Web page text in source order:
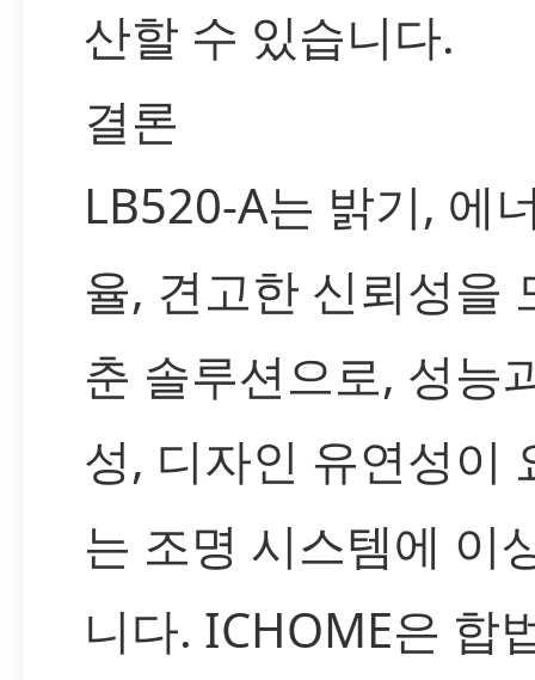
산할 수 있습니다.
결론
LB520-A는 밝기, 에
율, 견고한 신뢰성을
춘 솔루션으로, 성능
성, 디자인 유연성이
는 조명 시스템에 이
니다. ICHOME은 합